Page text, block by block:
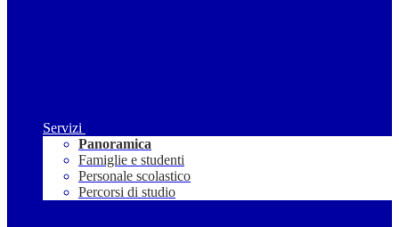
Servizi
Panoramica
Famiglie e studenti
Personale scolastico
Percorsi di studio